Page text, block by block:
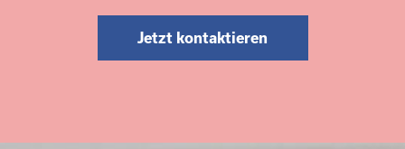
Jetzt kontaktieren